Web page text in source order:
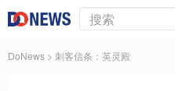
DoNews > 刺客信条：英灵殿